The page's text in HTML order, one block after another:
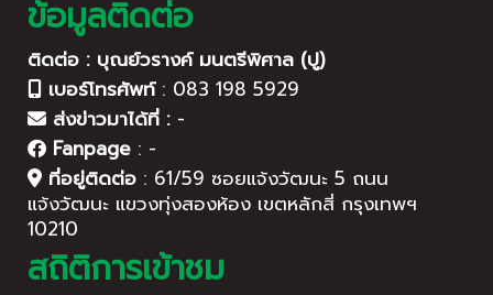
ข้อมูลติดต่อ
ติดต่อ : บุณย์วรางค์ มนตรีพิศาล (ปู)
เบอร์โทรศัพท์: 083 198 5929
ส่งข่าวมาได้ที่ : -
Fanpage : -
ที่อยู่ติดต่อ : 61/59 ซอยแจ้งวัฒนะ 5 ถนน
แจ้งวัฒนะ แขวงทุ่งสองห้อง เขตหลักสี่ กรุงเทพฯ
10210
สถิติการเข้าชม